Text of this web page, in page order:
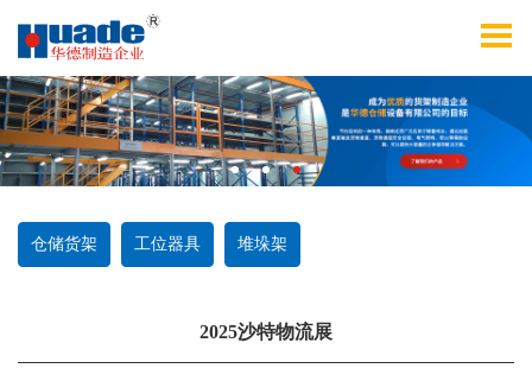
仓储货架 工位器具 堆垛架
2025沙特物流展